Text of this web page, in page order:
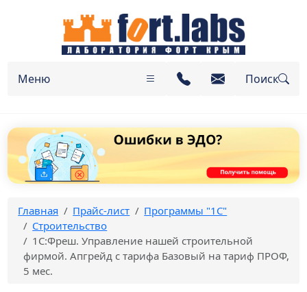
Меню Поиск
Главная Прайс-лист
Программы "1С"
Строительство
1С:Фреш. Управление нашей строительной
фирмой. Апгрейд с тарифа Базовый на тариф ПРОФ,
5 мес.